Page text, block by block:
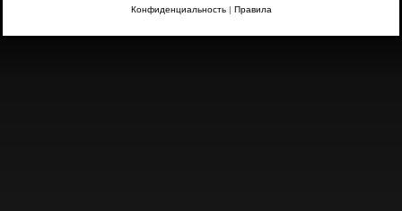
Конфиденциальность| Правила